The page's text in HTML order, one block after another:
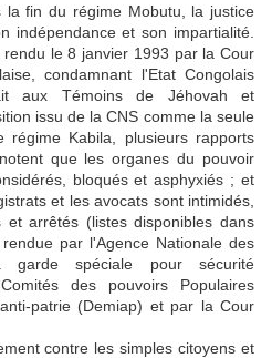
la fin du régime Mobutu, la justice
indépendance et son impartialité.
le 8 janvier 1993 par la Cour
condamnant l'Etat Congolais
aux Témoins de Jéhovah et
issu de la CNS comme la seule
régime Kabila, plusieurs rapports
que les organes du pouvoir
bloqués et asphyxiés ; et
et les avocats sont intimidés,
arrêtés (listes disponibles dans
par l'Agence Nationale des
garde spéciale pour sécurité
des pouvoirs Populaires
patrie (Demiap) et par la Cour
contre les simples citoyens et